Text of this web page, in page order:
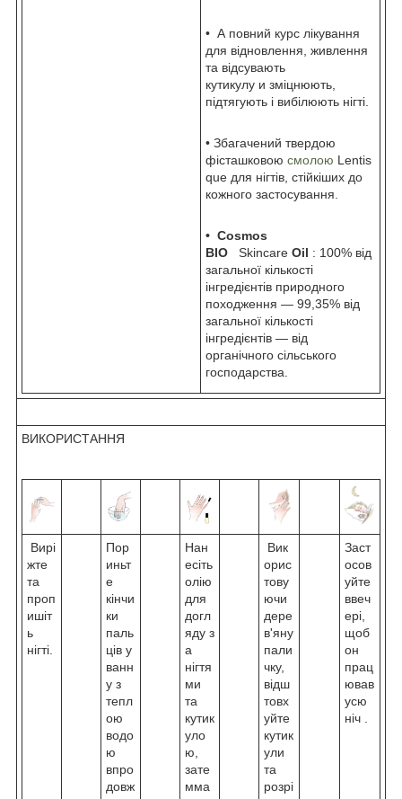
• А повний курс лікування
для відновлення, живлення
та відсувають
кутикулу и зміцнюють,
підтягують і вибілюють нігті.
• Збагачений твердою
фісташковою смолою Lentis
que для нігтів, стійкіших до
кожного застосування.
• Cosmos
BIO Skincare Oil : 100% від
загальної кількості
інгредієнтів природного
походження — 99,35% від
загальної кількості
інгредієнтів — від
органічного сільського
господарства.
ВИКОРИСТАННЯ
Вирі
жте
та
проп
ишіт
ь
нігті.
Пор
иньт
е
кінчи
ки
паль
ців у
ванн
у з
тепл
ою
водо
ю
впро
довж
Нан
есіть
олію
для
догл
яду з
а
нігтя
ми
та
кутик
уло
ю,
зате
мма
Вик
орис
тову
ючи
дере
в'яну
пали
чку,
відш
товх
уйте
кутик
ули
та
розрі
Заст
осов
уйте
ввеч
ері,
щоб
он
прац
ював
усю
ніч .